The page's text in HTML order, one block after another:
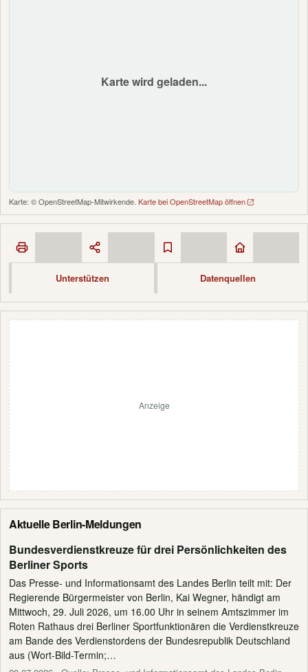
Karte wird geladen...
Karte: © OpenStreetMap-Mitwirkende. Karte bei OpenStreetMap öffnen
Unterstützen Datenquellen
Anzeige
Aktuelle Berlin-Meldungen
Bundesverdienstkreuze für drei Persönlichkeiten des
Berliner Sports
Das Presse- und Informationsamt des Landes Berlin teilt mit: Der
Regierende Bürgermeister von Berlin, Kai Wegner, händigt am
Mittwoch, 29. Juli 2026, um 16.00 Uhr in seinem Amtszimmer im
Roten Rathaus drei Berliner Sportfunktionären die Verdienstkreuze
am Bande des Verdienstordens der Bundesrepublik Deutschland
aus (Wort-Bild-Termin;…